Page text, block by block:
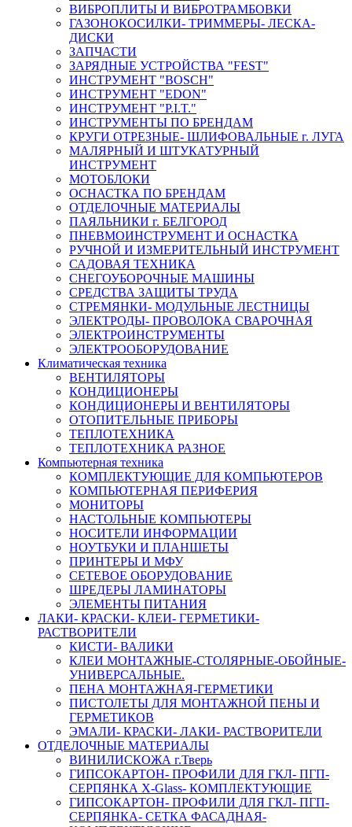
ВИБРОПЛИТЫ И ВИБРОТРАМБОВКИ
ГАЗОНОКОСИЛКИ- ТРИММЕРЫ- ЛЕСКА-
ДИСКИ
ЗАПЧАСТИ
ЗАРЯДНЫЕ УСТРОЙСТВА "FEST"
ИНСТРУМЕНТ "BOSCH"
ИНСТРУМЕНТ "EDON"
ИНСТРУМЕНТ "P.I.T."
ИНСТРУМЕНТЫ ПО БРЕНДАМ
КРУГИ ОТРЕЗНЫЕ- ШЛИФОВАЛЬНЫЕ г. ЛУГА
МАЛЯРНЫЙ И ШТУКАТУРНЫЙ
ИНСТРУМЕНТ
МОТОБЛОКИ
ОСНАСТКА ПО БРЕНДАМ
ОТДЕЛОЧНЫЕ МАТЕРИАЛЫ
ПАЯЛЬНИКИ г. БЕЛГОРОД
ПНЕВМОИНСТРУМЕНТ И ОСНАСТКА
РУЧНОЙ И ИЗМЕРИТЕЛЬНЫЙ ИНСТРУМЕНТ
САДОВАЯ ТЕХНИКА
СНЕГОУБОРОЧНЫЕ МАШИНЫ
СРЕДСТВА ЗАЩИТЫ ТРУДА
СТРЕМЯНКИ- МОДУЛЬНЫЕ ЛЕСТНИЦЫ
ЭЛЕКТРОДЫ- ПРОВОЛОКА СВАРОЧНАЯ
ЭЛЕКТРОИНСТРУМЕНТЫ
ЭЛЕКТРООБОРУДОВАНИЕ
Климатическая техника
ВЕНТИЛЯТОРЫ
КОНДИЦИОНЕРЫ
КОНДИЦИОНЕРЫ И ВЕНТИЛЯТОРЫ
ОТОПИТЕЛЬНЫЕ ПРИБОРЫ
ТЕПЛОТЕХНИКА
ТЕПЛОТЕХНИКА РАЗНОЕ
Компьютерная техника
КОМПЛЕКТУЮЩИЕ ДЛЯ КОМПЬЮТЕРОВ
КОМПЬЮТЕРНАЯ ПЕРИФЕРИЯ
МОНИТОРЫ
НАСТОЛЬНЫЕ КОМПЬЮТЕРЫ
НОСИТЕЛИ ИНФОРМАЦИИ
НОУТБУКИ И ПЛАНШЕТЫ
ПРИНТЕРЫ И МФУ
СЕТЕВОЕ ОБОРУДОВАНИЕ
ШРЕДЕРЫ ЛАМИНАТОРЫ
ЭЛЕМЕНТЫ ПИТАНИЯ
ЛАКИ- КРАСКИ- КЛЕИ- ГЕРМЕТИКИ-
РАСТВОРИТЕЛИ
КИСТИ- ВАЛИКИ
КЛЕИ МОНТАЖНЫЕ-СТОЛЯРНЫЕ-ОБОЙНЫЕ-
УНИВЕРСАЛЬНЫЕ.
ПЕНА МОНТАЖНАЯ-ГЕРМЕТИКИ
ПИСТОЛЕТЫ ДЛЯ МОНТАЖНОЙ ПЕНЫ И
ГЕРМЕТИКОВ
ЭМАЛИ- КРАСКИ- ЛАКИ- РАСТВОРИТЕЛИ
ОТДЕЛОЧНЫЕ МАТЕРИАЛЫ
ВИНИЛИСКОЖА г.Тверь
ГИПСОКАРТОН- ПРОФИЛИ ДЛЯ ГКЛ- ПГП-
СЕРПЯНКА X-Glass- КОМПЛЕКТУЮЩИЕ
ГИПСОКАРТОН- ПРОФИЛИ ДЛЯ ГКЛ- ПГП-
СЕРПЯНКА- СЕТКА ФАСАДНАЯ-